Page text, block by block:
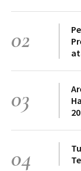
02
03
04